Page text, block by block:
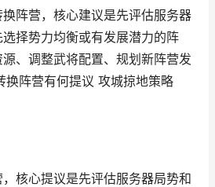
阵营，核心建议是先评估服务器
择势力均衡或有发展潜力的阵
、调整武将配置、规划新阵营发
换阵营有何提议 攻城掠地策略
核心提议是先评估服务器局势和